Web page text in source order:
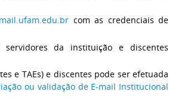
com as credenciais de
da instituição e discentes
e TAEs) e discentes pode ser efetuada
ou validação de E-mail Institucional